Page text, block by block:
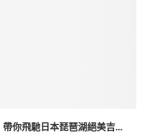
你飛馳日本琵琶湖絕美吉...